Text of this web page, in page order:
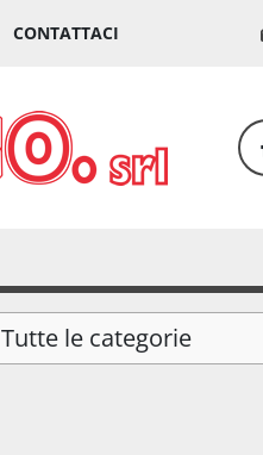
CONTATTACI
Tutte le categorie